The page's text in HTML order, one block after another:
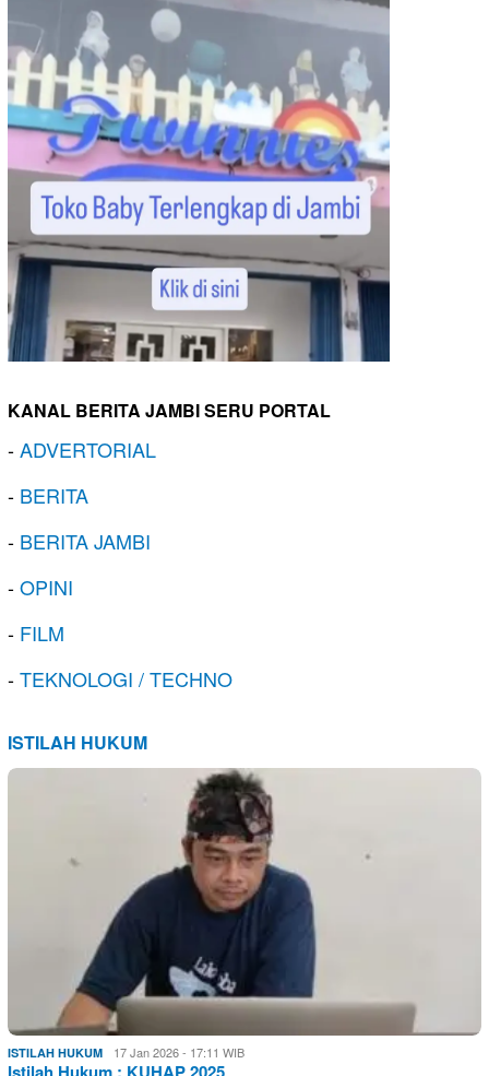
KANAL BERITA JAMBI SERU PORTAL
-ADVERTORIAL
- BERITA
- BERITA JAMBI
-OPINI
- FILM
-TEKNOLOGI / TECHNO
ISTILAH HUKUM
ISTILAH HUKUM 17 Jan 2026 - 17:11 WIB